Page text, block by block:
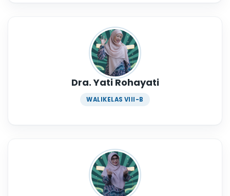
Dra. Yati Rohayati
WALIKELAS VIII-B